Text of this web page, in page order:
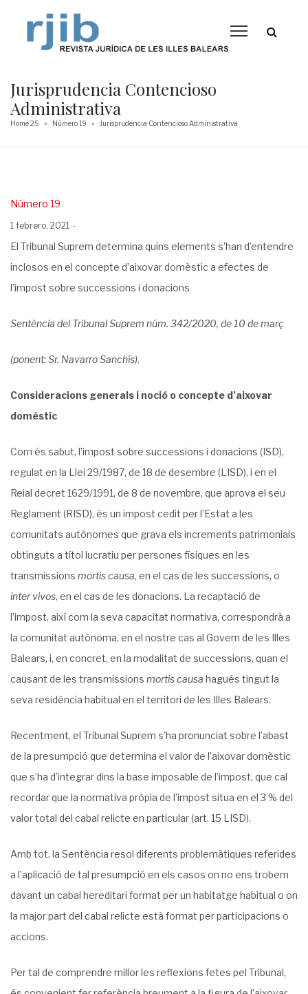
Jurisprudencia Contencioso
Administrativa
Home 25 > Número 19 > Jurisprudencia Contencioso Administrativa
Posted
in
Número 19
Posted
1 febrero, 2021
El Tribunal Suprem determina quins elements s’han d’entendre
inclosos en el concepte d’aixovar domèstic a efectes de
l’impost sobre successions i donacions
Sentència del Tribunal Suprem núm. 342/2020, de 10 de març
(ponent: Sr. Navarro Sanchís).
Consideracions generals i noció o concepte d’aixovar
domèstic
Com és sabut, l’impost sobre successions i donacions (ISD),
regulat en la Llei 29/1987, de 18 de desembre (LISD), i en el
Reial decret 1629/1991, de 8 de novembre, que aprova el seu
Reglament (RISD), és un impost cedit per l’Estat a les
comunitats autònomes que grava els increments patrimonials
obtinguts a títol lucratiu per persones físiques en les
transmissions mortis causa, en el cas de les successions, o
inter vivos, en el cas de les donacions. La recaptació de
l’impost, així com la seva capacitat normativa, correspondrà a
la comunitat autònoma, en el nostre cas al Govern de les Illes
Balears, i, en concret, en la modalitat de successions, quan el
causant de les transmissions mortis causa hagués tingut la
seva residència habitual en el territori de les Illes Balears.
Recentment, el Tribunal Suprem s’ha pronunciat sobre l’abast
de la presumpció que determina el valor de l’aixovar domèstic
que s’ha d’integrar dins la base imposable de l’impost, que cal
recordar que la normativa pròpia de l’impost situa en el 3 % del
valor total del cabal relicte en particular (art. 15 LISD).
Amb tot, la Sentència resol diferents problemàtiques referides
a l’aplicació de tal presumpció en els casos on no ens trobem
davant un cabal hereditari format per un habitatge habitual o on
la major part del cabal relicte està format per participacions o
accions.
Per tal de comprendre millor les reflexions fetes pel Tribunal,